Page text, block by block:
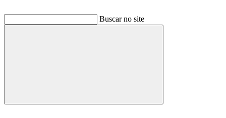
Buscar no site
Buscar